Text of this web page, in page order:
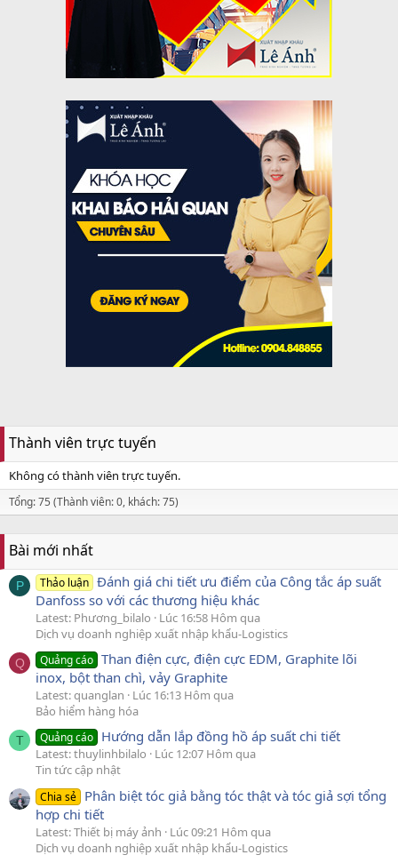
Thành viên trực tuyến
Không có thành viên trực tuyến.
Tổng: 75 (Thành viên: 0, khách: 75)
Bài mới nhất
P Thảo luận Đánh giá chi tiết ưu điểm của Công tắc áp suất
Danfoss so với các thương hiệu khác
Latest: Phương_bilalo
Lúc 16:58 Hôm qua
Dịch vụ doanh nghiệp xuất nhập khẩu-Logistics
Q Quảng cáo Than điện cực, điện cực EDM, Graphite lõi
inox, bột than chì, vảy Graphite
Latest: quanglan
Lúc 16:13 Hôm qua
Bảo hiểm hàng hóa
T Quảng cáo Hướng dẫn lắp đồng hồ áp suất chi tiết
Latest: thuylinhbilalo
Lúc 12:07 Hôm qua
Tin tức cập nhật
Chia sẻ Phân biệt tóc giả bằng tóc thật và tóc giả sợi tổng
hợp chi tiết
Latest: Thiết bị máy ảnh
Lúc 09:21 Hôm qua
Dịch vụ doanh nghiệp xuất nhập khẩu-Logistics